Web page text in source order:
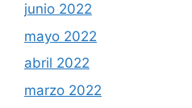
junio 2022
mayo 2022
abril 2022
marzo 2022